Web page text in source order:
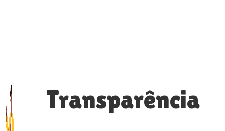
Transparência